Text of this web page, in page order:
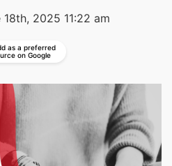
18th, 2025 11:22 am
as a preferred
on Google